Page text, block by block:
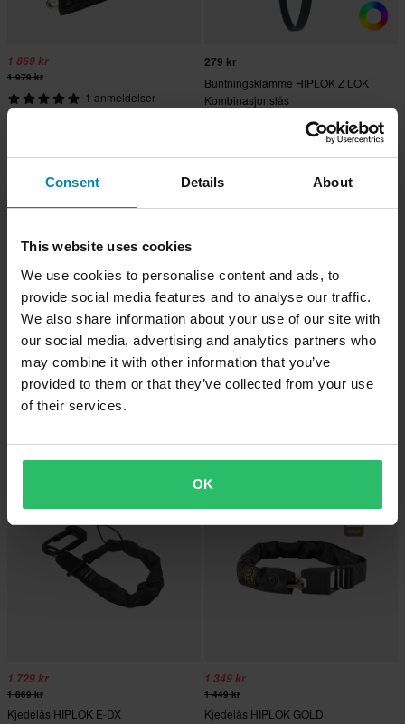
Consent Details About
This website uses cookies
We use cookies to personalise content and ads, to
provide social media features and to analyse our traffic.
We also share information about your use of our site with
our social media, advertising and analytics partners who
may combine it with other information that you’ve
provided to them or that they’ve collected from your use
of their services.
OK
1 869 kr
1 979 kr
1 anmeldelser
Kjedelås HIPLOK DXXL
279 kr
Buntningsklamme HIPLOK Z LOK
Kombinasjonslås
1 199 kr
Anker HIPLOK ANKR
2 039 kr
2 099 kr
1 729 kr
1 869 kr
Kjedelås HIPLOK E-DX
1 349 kr
1 449 kr
Kjedelås HIPLOK GOLD